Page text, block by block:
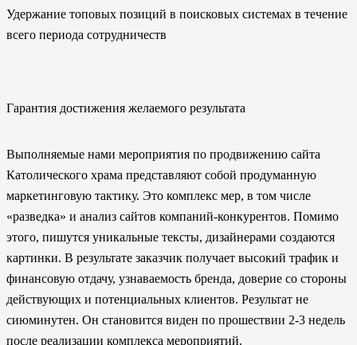
Удержание топовых позиций в поисковых системах в течение
всего периода сотрудничеств
Гарантия достижения желаемого результата
Выполняемые нами мероприятия по продвижению сайта
Католического храма представляют собой продуманную
маркетинговую тактику. Это комплекс мер, в том числе
«разведка» и анализ сайтов компаний-конкурентов. Помимо
этого, пишутся уникальные тексты, дизайнерами создаются
картинки. В результате заказчик получает высокий трафик и
финансовую отдачу, узнаваемость бренда, доверие со стороны
действующих и потенциальных клиентов. Результат не
сиюминутен. Он становится виден по прошествии 2-3 недель
после реализации комплекса мероприятий.